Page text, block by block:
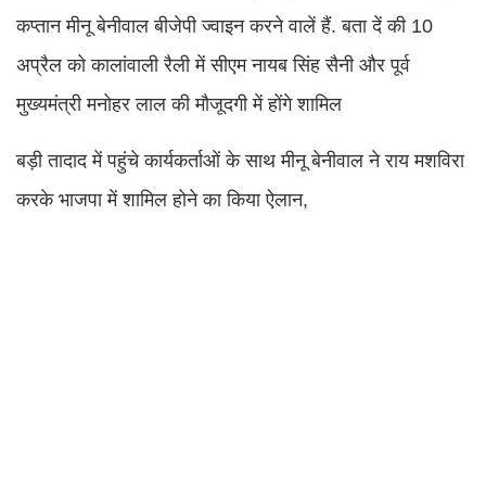
कप्तान मीनू बेनीवाल बीजेपी ज्वाइन करने वालें हैं. बता दें की 10
अप्रैल को कालांवाली रैली में सीएम नायब सिंह सैनी और पूर्व
मुख्यमंत्री मनोहर लाल की मौजूदगी में होंगे शामिल
बड़ी तादाद में पहुंचे कार्यकर्ताओं के साथ मीनू बेनीवाल ने राय मशविरा
करके भाजपा में शामिल होने का किया ऐलान,